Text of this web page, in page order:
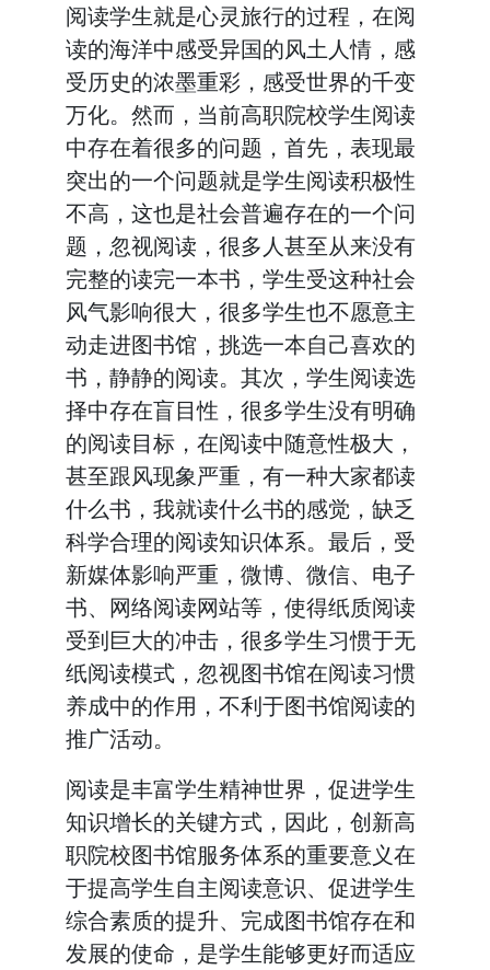
阅读学生就是心灵旅行的过程，在阅
读的海洋中感受异国的风土人情，感
受历史的浓墨重彩，感受世界的千变
万化。然而，当前高职院校学生阅读
中存在着很多的问题，首先，表现最
突出的一个问题就是学生阅读积极性
不高，这也是社会普遍存在的一个问
题，忽视阅读，很多人甚至从来没有
完整的读完一本书，学生受这种社会
风气影响很大，很多学生也不愿意主
动走进图书馆，挑选一本自己喜欢的
书，静静的阅读。其次，学生阅读选
择中存在盲目性，很多学生没有明确
的阅读目标，在阅读中随意性极大，
甚至跟风现象严重，有一种大家都读
什么书，我就读什么书的感觉，缺乏
科学合理的阅读知识体系。最后，受
新媒体影响严重，微博、微信、电子
书、网络阅读网站等，使得纸质阅读
受到巨大的冲击，很多学生习惯于无
纸阅读模式，忽视图书馆在阅读习惯
养成中的作用，不利于图书馆阅读的
推广活动。
阅读是丰富学生精神世界，促进学生
知识增长的关键方式，因此，创新高
职院校图书馆服务体系的重要意义在
于提高学生自主阅读意识、促进学生
综合素质的提升、完成图书馆存在和
发展的使命，是学生能够更好而适应